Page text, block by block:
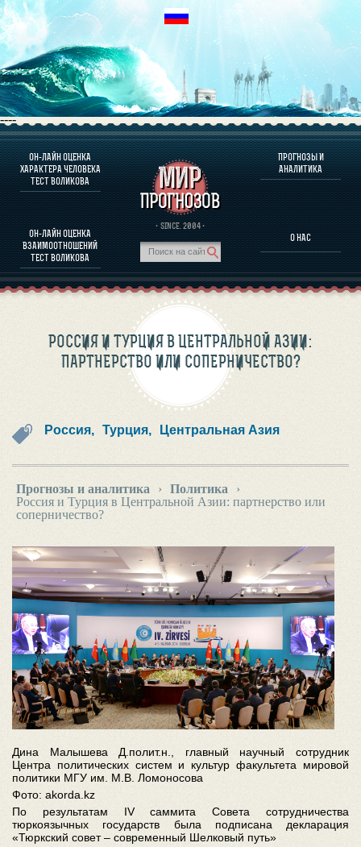
----
ОН-ЛАЙН ОЦЕНКА
ХАРАКТЕРА ЧЕЛОВЕКА
ТЕСТ ВОЛИКОВА
ОН-ЛАЙН ОЦЕНКА
ВЗАИМООТНОШЕНИЙ
ТЕСТ ВОЛИКОВА
· SINCE. 2004 ·
ПРОГНОЗЫ И
АНАЛИТИКА
О НАС
О ПРОГРАММЕ
ОЦЕНКА ХАРАКТЕРA ЧЕЛОВЕКА
ОЦЕНКА ХАРАКТЕРА ВЫДАЮЩИХСЯ ЛИЧНОСТЕЙ
О ПРОГРАММЕ
ПРОГНОЗЫ И АНАЛИТИКА
РОССИЯ И ТУРЦИЯ В ЦЕНТРАЛЬНОЙ АЗИИ:
ПАРТНЕРСТВО ИЛИ СОПЕРНИЧЕСТВО?
Россия, Турция, Центральная Азия
Прогнозы и аналитика › Политика
›
Россия и Турция в Центральной Азии: партнерство или
соперничество?
Дина Малышева Д.полит.н., главный научный сотрудник
Центра политических систем и культур факультета мировой
политики МГУ им. М.В. Ломоносова
Фото: akorda.kz
По результатам IV саммита Совета сотрудничества
тюркоязычных государств была подписана декларация
«Тюркский совет – современный Шелковый путь»